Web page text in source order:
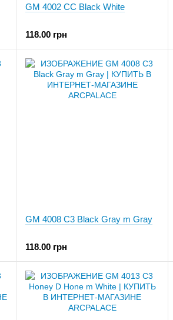
GM 4002 CC Black White
118.00 грн
GM 4008 C3 Black Gray m Gray
118.00 грн